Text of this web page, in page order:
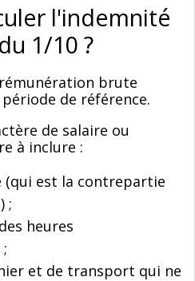
l'indemnité
1/10 ?
brute
de référence.
de salaire ou
à inclure :
(qui est la contrepartie
;
heures
et de transport qui ne